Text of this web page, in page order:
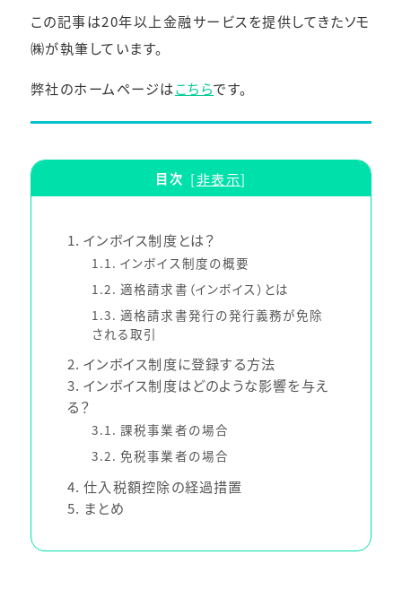
この記事は20年以上金融サービスを提供してきたソモ
㈱が執筆しています。
弊社のホームページはこちらです。
目次 [非表示]
1 インボイス制度とは？
1.1
インボイス制度の概要
1.2 適格請求書（インボイス）とは
1.3 適格請求書発行の発行義務が免除
される取引
2 インボイス制度に登録する方法
3 インボイス制度はどのような影響を与え
る？
3.1 課税事業者の場合
3.2 免税事業者の場合
4 仕入税額控除の経過措置
5 まとめ